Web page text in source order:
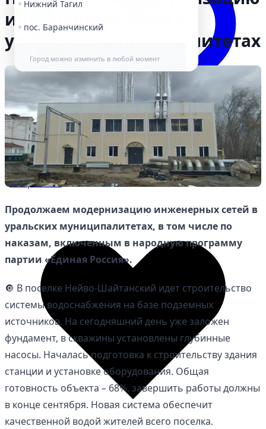
Нижний Тагил
пос. Баранчинский
Город можно изменить в любой момент
Избранное
инженерных сетей в
уральских муниципалитетах
Продолжаем модернизацию инженерных сетей в
уральских муниципалитетах, в том числе по
наказам, включенным в народную программу
партии «Единая Россия».
🔘 В поселке Нейво-Шайтанский идет строительство
системы водоснабжения на базе подземных
источников. На сегодняшний день уже заложен
фундамент, в скважины установлены глубинные
насосы. Началась подготовка к строительству здания
станции и установке оборудования. Общая
готовность объекта – 68%, завершить работы должны
в конце сентября. Новая система обеспечит
качественной водой жителей всего поселка.